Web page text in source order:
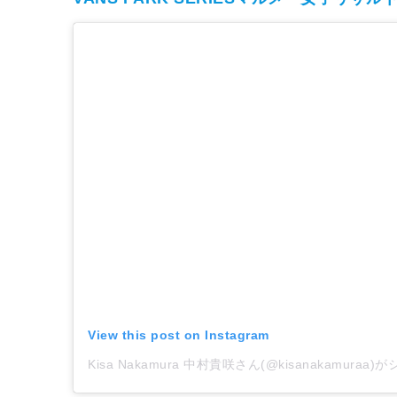
View this post on Instagram
Kisa Nakamura 中村貴咲さん(@kisanakamuraa)が